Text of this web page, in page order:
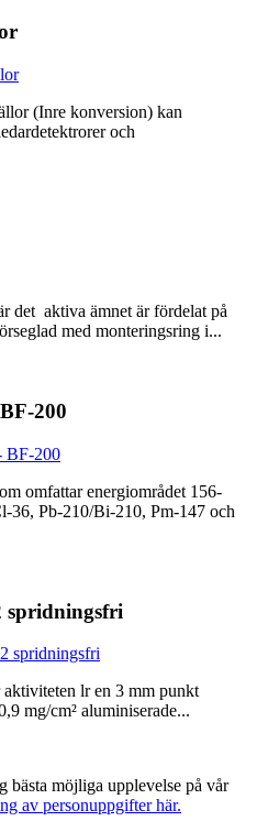
(Inre konversion) kan
och
det aktiva ämnet är fördelat på
med monteringsring i...
200
omfattar energiområdet 156-
36, Pb-210/Bi-210, Pm-147 och
spridningsfri
lr en 3 mm punkt
mg/cm² aluminiserade...
bästa möjliga upplevelse på vår
av personuppgifter här.